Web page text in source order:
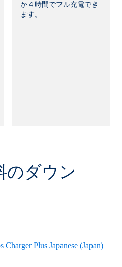
か４時間でフル充電でき
ます。
のダウン
Plus Japanese (Japan)